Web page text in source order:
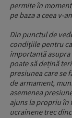
permite în
pe baza a ceea v-
Din punctul de
condițiile pentru
importantă asupra
poate să dețină
presiunea care se
de armament,
asemenea
ajuns la propriu în
ucrainene trec